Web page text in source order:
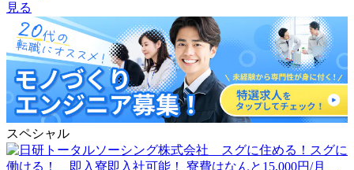
見る
スペシャル